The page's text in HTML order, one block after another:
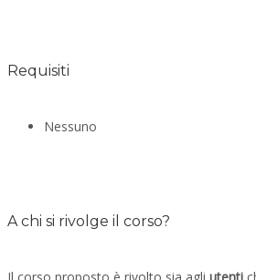
Requisiti
Nessuno
A chi si rivolge il corso?